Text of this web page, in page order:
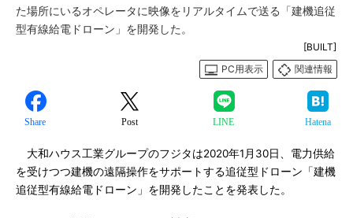
た場所にいるオペレータに映像をリアルタイムで送る「建機追従
型有線給電ドローン」を開発した。
[BUILT]
PC用表示
関連情報
Share Post LINE Hatena
大和ハウス工業グループのフジタは2020年1月30日、電力供給
を受けつつ建機の遠隔操作をサポートする追従型ドローン「建機
追従型有線給電ドローン」を開発したことを発表した。